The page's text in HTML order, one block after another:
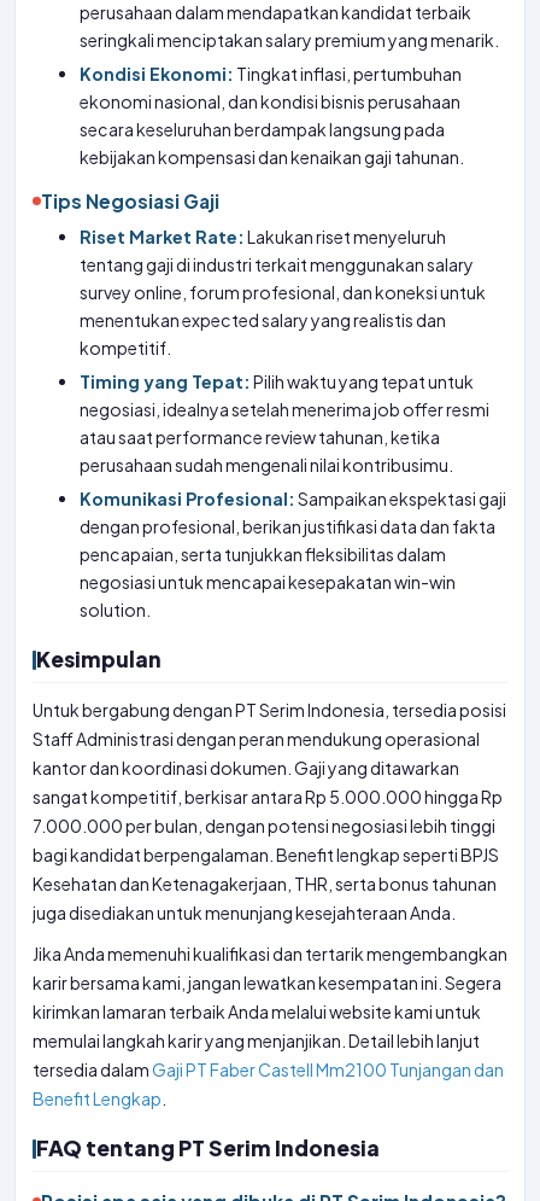
perusahaan dalam mendapatkan kandidat terbaik
seringkali menciptakan salary premium yang menarik.
Kondisi Ekonomi: Tingkat inflasi, pertumbuhan
ekonomi nasional, dan kondisi bisnis perusahaan
secara keseluruhan berdampak langsung pada
kebijakan kompensasi dan kenaikan gaji tahunan.
Tips Negosiasi Gaji
Riset Market Rate: Lakukan riset menyeluruh
tentang gaji di industri terkait menggunakan salary
survey online, forum profesional, dan koneksi untuk
menentukan expected salary yang realistis dan
kompetitif.
Timing yang Tepat: Pilih waktu yang tepat untuk
negosiasi, idealnya setelah menerima job offer resmi
atau saat performance review tahunan, ketika
perusahaan sudah mengenali nilai kontribusimu.
Komunikasi Profesional: Sampaikan ekspektasi gaji
dengan profesional, berikan justifikasi data dan fakta
pencapaian, serta tunjukkan fleksibilitas dalam
negosiasi untuk mencapai kesepakatan win-win
solution.
Kesimpulan
Untuk bergabung dengan PT Serim Indonesia, tersedia posisi
Staff Administrasi dengan peran mendukung operasional
kantor dan koordinasi dokumen. Gaji yang ditawarkan
sangat kompetitif, berkisar antara Rp 5.000.000 hingga Rp
7.000.000 per bulan, dengan potensi negosiasi lebih tinggi
bagi kandidat berpengalaman. Benefit lengkap seperti BPJS
Kesehatan dan Ketenagakerjaan, THR, serta bonus tahunan
juga disediakan untuk menunjang kesejahteraan Anda.
Jika Anda memenuhi kualifikasi dan tertarik mengembangkan
karir bersama kami, jangan lewatkan kesempatan ini. Segera
kirimkan lamaran terbaik Anda melalui website kami untuk
memulai langkah karir yang menjanjikan. Detail lebih lanjut
tersedia dalamGaji PT Faber Castell Mm2100 Tunjangan dan
Benefit Lengkap
FAQ tentang PT Serim Indonesia